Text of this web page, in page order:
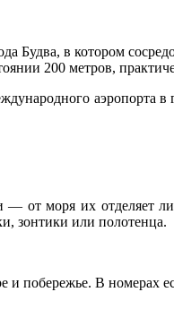
в котором
200 метров,
— от моря их
зонтики или полотенца.
и побережье. В номерах